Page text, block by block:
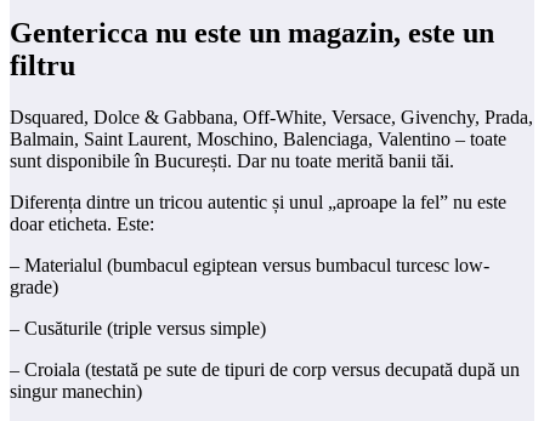
Gentericca nu este un magazin, este un
filtru
Dsquared, Dolce & Gabbana, Off-White, Versace, Givenchy, Prada,
Balmain, Saint Laurent, Moschino, Balenciaga, Valentino – toate
sunt disponibile în București. Dar nu toate merită banii tăi.
Diferența dintre un tricou autentic și unul „aproape la fel” nu este
doar eticheta. Este:
– Materialul (bumbacul egiptean versus bumbacul turcesc low-
grade)
– Cusăturile (triple versus simple)
– Croiala (testată pe sute de tipuri de corp versus decupată după un
singur manechin)